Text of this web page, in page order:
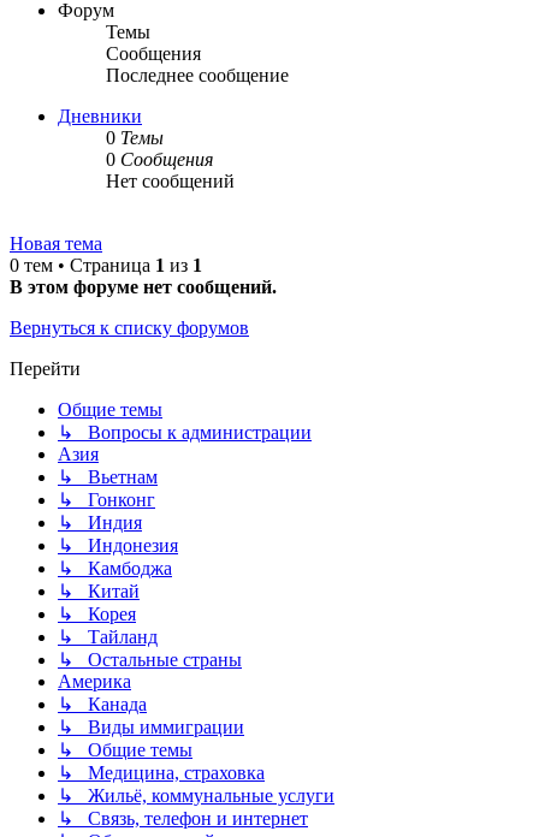
Форум
Темы
Сообщения
Последнее сообщение
Дневники
0 Темы
0 Сообщения
Нет сообщений
Новая тема
0 тем • Страница 1 из 1
В этом форуме нет сообщений.
Вернуться к списку форумов
Перейти
Общие темы
↳ Вопросы к администрации
Азия
↳ Вьетнам
↳ Гонконг
↳ Индия
↳ Индонезия
↳ Камбоджа
↳ Китай
↳ Корея
↳ Тайланд
↳ Остальные страны
Америка
↳ Канада
↳ Виды иммиграции
↳ Общие темы
↳ Медицина, страховка
↳ Жильё, коммунальные услуги
↳ Связь, телефон и интернет